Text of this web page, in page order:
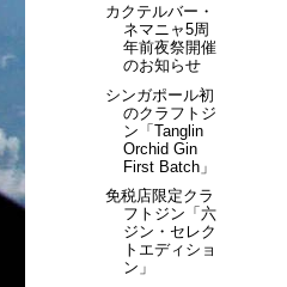
カクテルバー・
ネマニャ5周
年前夜祭開催
のお知らせ
シンガポール初
のクラフトジ
ン「Tanglin
Orchid Gin
First Batch」
免税店限定クラ
フトジン「六
ジン・セレク
トエディショ
ン」